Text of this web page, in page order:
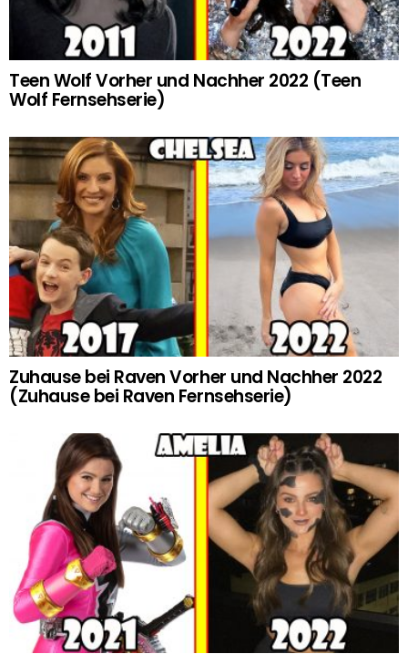
Teen Wolf Vorher und Nachher 2022 (Teen
Wolf Fernsehserie)
Zuhause bei Raven Vorher und Nachher 2022
(Zuhause bei Raven Fernsehserie)